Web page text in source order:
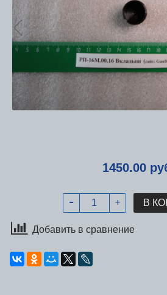
1450.00
В
Добавить в сравнение